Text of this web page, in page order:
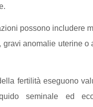
possono includere
gravi anomalie uterine o
fertilità eseguono
seminale ed